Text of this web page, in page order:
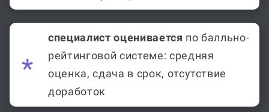
специалист оценивается по балльно-
рейтинговой системе: средняя
оценка, сдача в срок, отсутствие
доработок